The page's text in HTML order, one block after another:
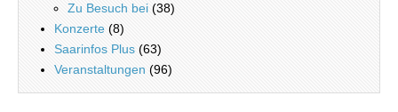
Zu Besuch bei (38)
Konzerte (8)
Saarinfos Plus (63)
Veranstaltungen (96)